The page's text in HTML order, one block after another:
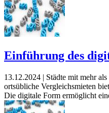
Einführung des
13.12.2024 | Städte mit mehr
ortsübliche Vergleichsmieten
Die digitale Form ermöglicht